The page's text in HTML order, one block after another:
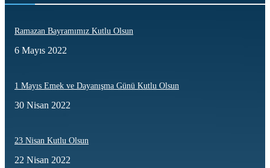
Ramazan Bayramımız Kutlu Olsun
6 Mayıs 2022
1 Mayıs Emek ve Dayanışma Günü Kutlu Olsun
30 Nisan 2022
23 Nisan Kutlu Olsun
22 Nisan 2022